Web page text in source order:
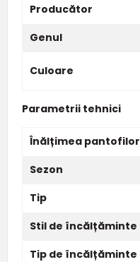
Producător
Genul
Culoare
Parametrii tehnici
Înălțimea pantofilor
Sezon
Tip
Stil de încălțăminte
Tip de încălțăminte